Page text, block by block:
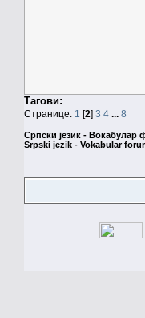
Тагови:
Странице: 1 [2] 3 4 ... 8
Српски језик - Вокабулар
Srpski jezik - Vokabular